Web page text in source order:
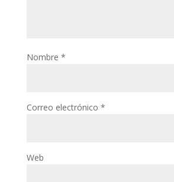
Nombre *
Correo electrónico *
Web